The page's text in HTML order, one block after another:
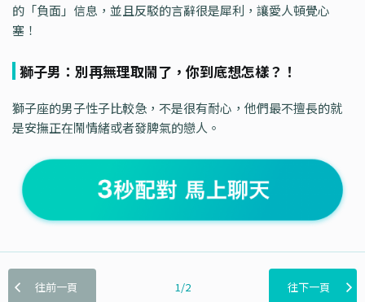
的「負面」信息，並且反駁的言辭很是犀利，讓愛人頓覺心
塞！
獅子男：別再無理取鬧了，你到底想怎樣？！
獅子座的男子性子比較急，不是很有耐心，他們最不擅長的就
是安撫正在鬧情緒或者發脾氣的戀人。
往前一頁 1/2 往下一頁